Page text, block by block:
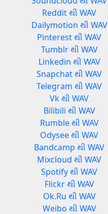
Reddit થી WAV
Dailymotion થી WAV
Pinterest થી WAV
Tumblr થી WAV
Linkedin થી WAV
Snapchat થી WAV
Telegram થી WAV
Vk થી WAV
Bilibili થી WAV
Rumble થી WAV
Odysee થી WAV
Bandcamp થી WAV
Mixcloud થી WAV
Spotify થી WAV
Flickr થી WAV
Ok.Ru થી WAV
Weibo થી WAV